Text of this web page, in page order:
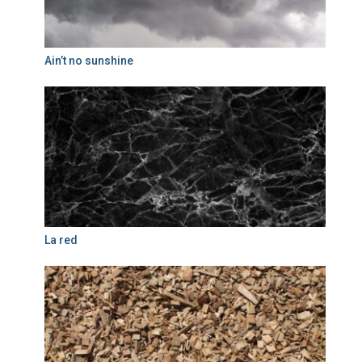
Ain’t no sunshine
La red